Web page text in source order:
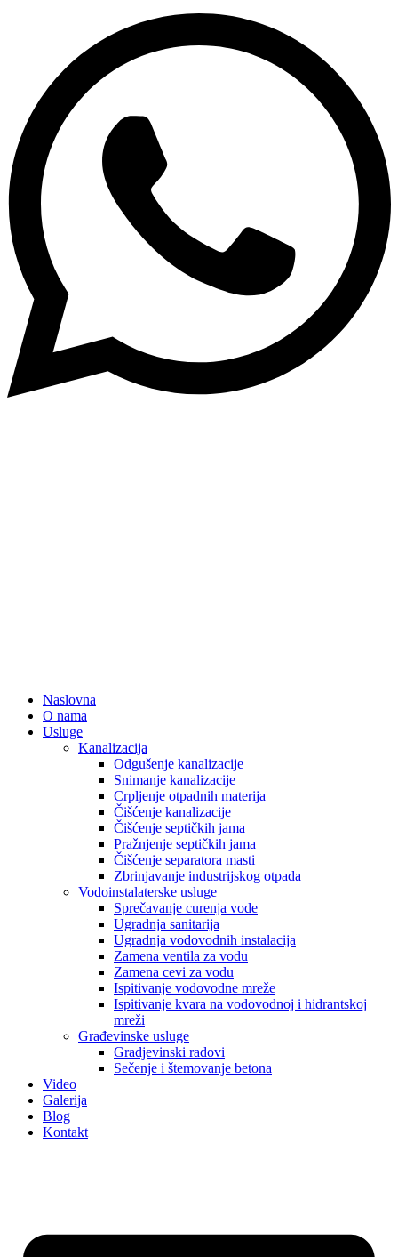
Naslovna
O nama
Usluge
Kanalizacija
Odgušenje kanalizacije
Snimanje kanalizacije
Crpljenje otpadnih materija
Čišćenje kanalizacije
Čišćenje septičkih jama
Pražnjenje septičkih jama
Čišćenje separatora masti
Zbrinjavanje industrijskog otpada
Vodoinstalaterske usluge
Sprečavanje curenja vode
Ugradnja sanitarija
Ugradnja vodovodnih instalacija
Zamena ventila za vodu
Zamena cevi za vodu
Ispitivanje vodovodne mreže
Ispitivanje kvara na vodovodnoj i hidrantskoj
mreži
Građevinske usluge
Gradjevinski radovi
Sečenje i štemovanje betona
Video
Galerija
Blog
Kontakt